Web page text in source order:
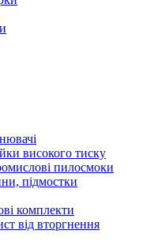
високого тиску
пилосмоки
підмостки
комплекти
від вторгнення